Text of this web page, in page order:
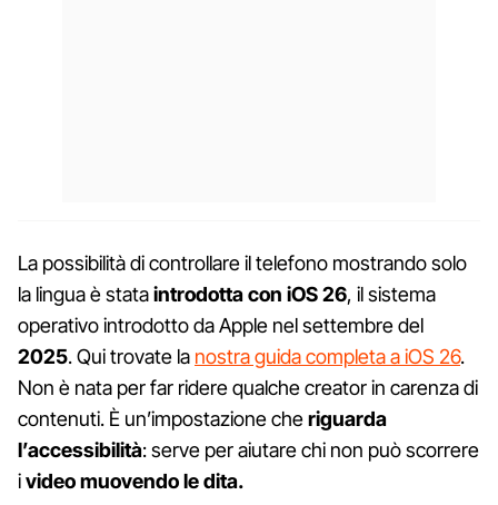
La possibilità di controllare il telefono mostrando solo
la lingua è stataintrodotta con iOS 26, il sistema
operativo introdotto da Apple nel settembre del
2025. Qui trovate la nostra guida completa a iOS 26.
Non è nata per far ridere qualche creator in carenza di
contenuti. È un’impostazione cheriguarda
l’accessibilità: serve per aiutare chi non può scorrere
ivideo muovendo le dita.